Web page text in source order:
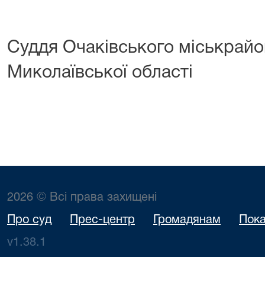
Суддя Очаківського
2026 © Всі права захищені
Про суд Прес-центр Громадянам
v1.38.1